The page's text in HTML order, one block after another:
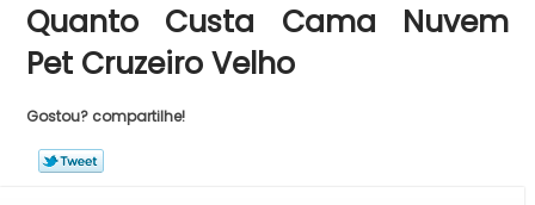
Quanto Custa Cama Nuvem
Pet Cruzeiro Velho
Gostou? compartilhe!